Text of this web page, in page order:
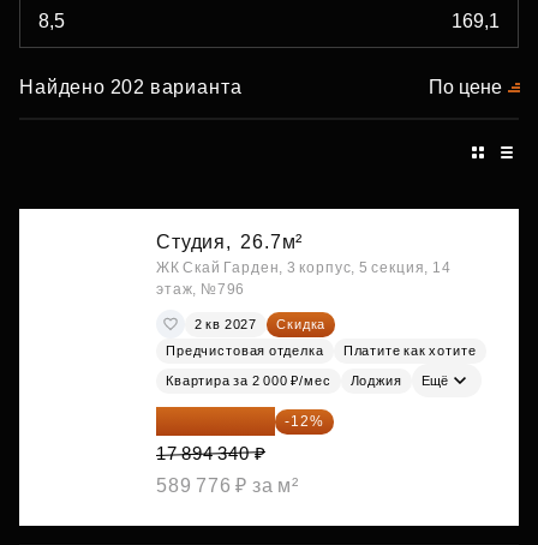
Найдено 202 варианта По цене
Студия, 26.7м²
ЖК Скай Гарден, 3 корпус, 5 секция, 14
этаж, №796
2 кв 2027
Скидка
Предчистовая отделка
Платите как хотите
Квартира за 2 000 ₽/мес Лоджия Ещё
15 747 019 ₽ -12%
17 894 340 ₽
589 776 ₽ за м²